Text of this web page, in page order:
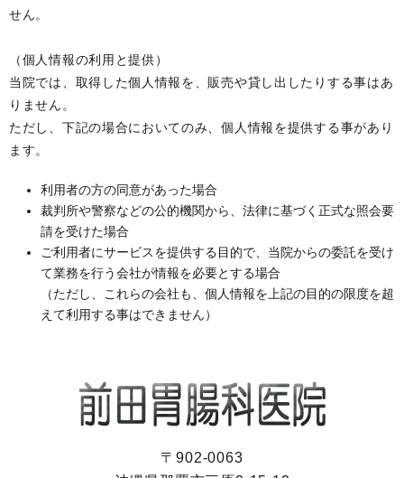
せん。
（個人情報の利用と提供）
当院では、取得した個人情報を、販売や貸し出したりする事はあ
りません。
ただし、下記の場合においてのみ、個人情報を提供する事があり
ます。
利用者の方の同意があった場合
裁判所や警察などの公的機関から、法律に基づく正式な照会要
請を受けた場合
ご利用者にサービスを提供する目的で、当院からの委託を受け
て業務を行う会社が情報を必要とする場合
（ただし、これらの会社も、個人情報を上記の目的の限度を超
えて利用する事はできません）
〒902-0063